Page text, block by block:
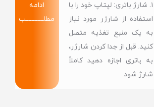
۱. شارژ باتری: لپتاپ خود را با
استفاده از شارژر مورد نیاز
به یک منبع تغذیه متصل
کنید. قبل از جدا کردن شارژر،
به باتری اجازه دهید کاملاً
شارژ شود.
ادامه
مطلــــــــــــب